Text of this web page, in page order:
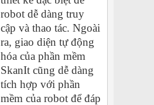
robot dễ dàng truy
cập và thao tác. Ngoài
ra, giao diện tự động
hóa của phần mềm
SkanIt cũng dễ dàng
tích hợp với phần
mềm của robot để đáp